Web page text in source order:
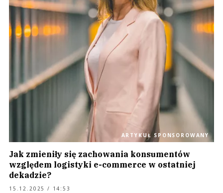
ARTYKUŁ SPONSOROWANY
Jak zmieniły się zachowania konsumentów
względem logistyki e-commerce w ostatniej
dekadzie?
15.12.2025 / 14:53